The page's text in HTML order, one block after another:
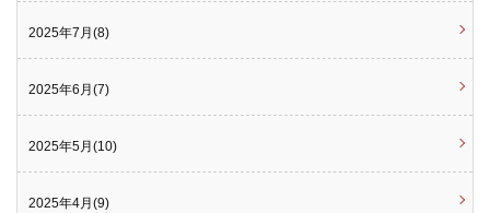
2025年7月(8)
2025年6月(7)
2025年5月(10)
2025年4月(9)